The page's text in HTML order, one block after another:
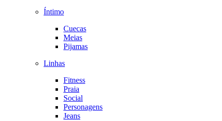
Íntimo
Cuecas
Meias
Pijamas
Linhas
Fitness
Praia
Social
Personagens
Jeans